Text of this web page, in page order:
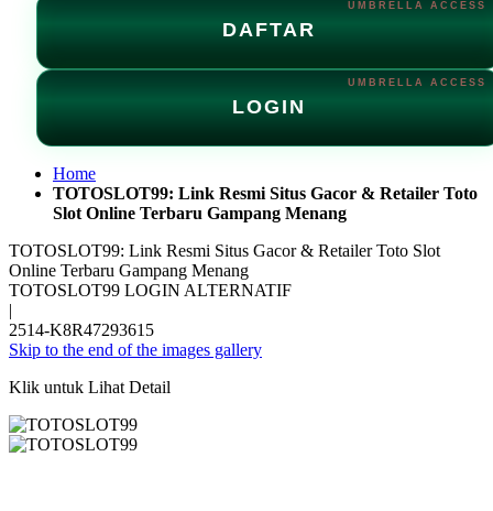
DAFTAR
LOGIN
Home
TOTOSLOT99: Link Resmi Situs Gacor & Retailer Toto
Slot Online Terbaru Gampang Menang
TOTOSLOT99: Link Resmi Situs Gacor & Retailer Toto Slot
Online Terbaru Gampang Menang
TOTOSLOT99 LOGIN ALTERNATIF
|
2514-K8R47293615
Skip to the end of the images gallery
Klik untuk Lihat Detail